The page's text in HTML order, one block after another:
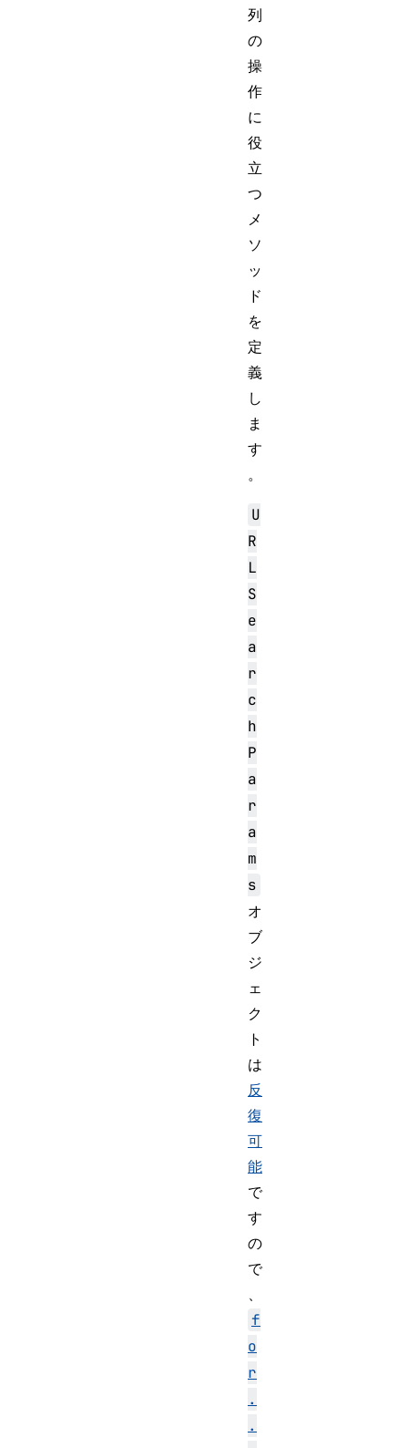
列
の
操
作
に
役
立
つ
メ
ソ
ッ
ド
を
定
義
し
ま
す
。
U
R
L
S
e
a
r
c
h
P
a
r
a
m
s
オ
ブ
ジ
ェ
ク
ト
は
反
復
可
能
で
す
の
で
、
f
o
r
.
.